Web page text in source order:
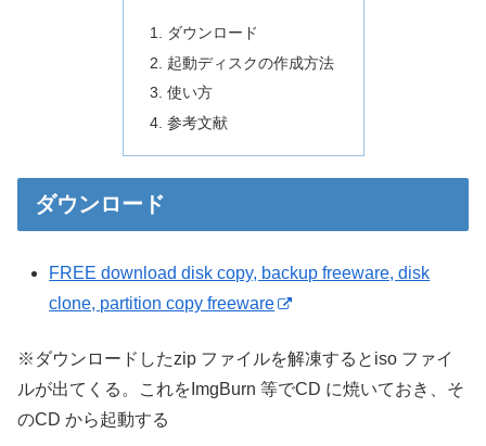
ダウンロード
起動ディスクの作成方法
使い方
参考文献
ダウンロード
FREE download disk copy, backup freeware, disk
clone, partition copy freeware
※ダウンロードしたzip ファイルを解凍するとiso ファイ
ルが出てくる。これをImgBurn 等でCD に焼いておき、そ
のCD から起動する